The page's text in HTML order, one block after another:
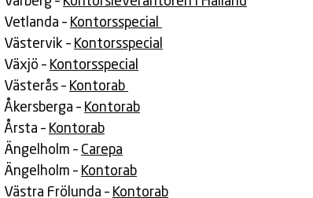
Vetlanda – Kontorsspecial
Västervik – Kontorsspecial
Växjö – Kontorsspecial
Västerås – Kontorab
Åkersberga – Kontorab
Årsta – Kontorab
Ängelholm – Carepa
Ängelholm – Kontorab
Västra Frölunda – Kontorab